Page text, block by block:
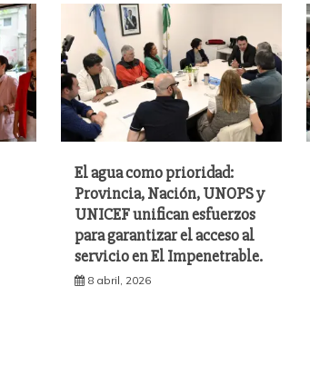
El agua como prioridad:
Provincia, Nación, UNOPS y
UNICEF unifican esfuerzos
para garantizar el acceso al
servicio en El Impenetrable.
8 abril, 2026